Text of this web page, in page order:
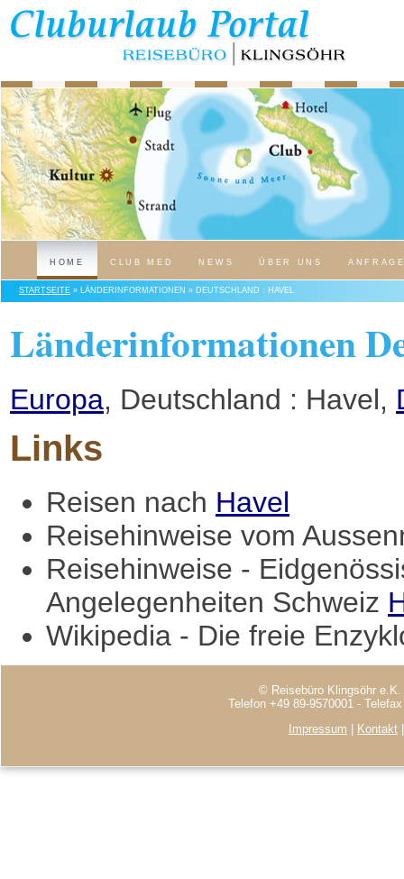
HOME CLUB MED NEWS ÜBER UNS
STARTSEITE » LÄNDERINFORMATIONEN » DEUTSCHLAND : HAVEL
Länderinformationen
Europa, Deutschland : Havel,
Links
Reisen nach Havel
Reisehinweise vom
Reisehinweise -
Angelegenheiten Schweiz
Wikipedia - Die freie
© Reisebüro Klingsöhr
Telefon +49 89-9570001 -
Impressum
Kontakt